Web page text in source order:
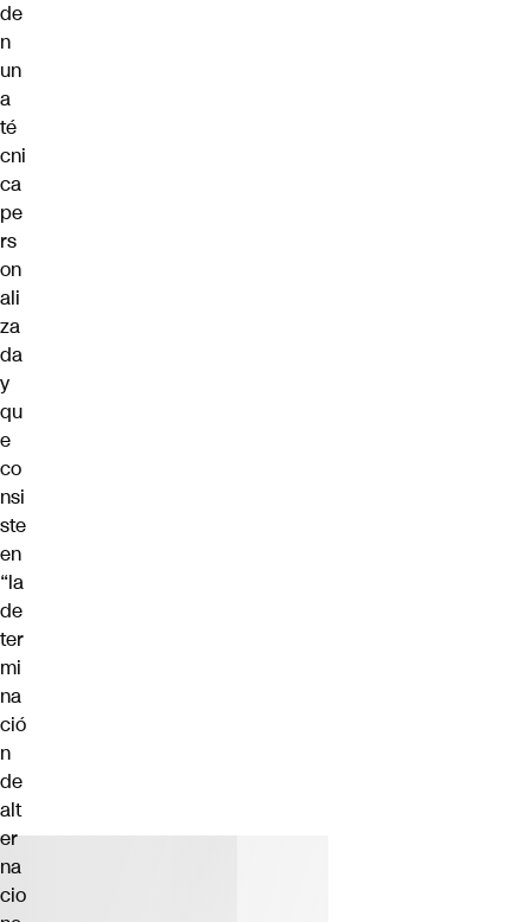
de
n
un
a
té
cni
ca
pe
rs
on
ali
za
da
y
qu
e
co
nsi
ste
en
“la
de
ter
mi
na
ció
n
de
alt
er
na
cio